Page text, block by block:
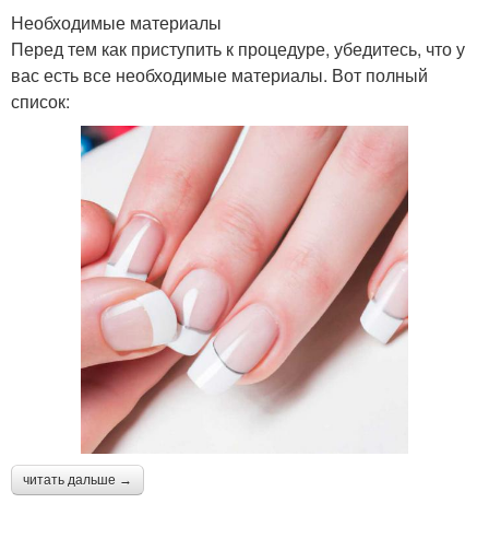
Необходимые материалы
Перед тем как приступить к процедуре, убедитесь, что у
вас есть все необходимые материалы. Вот полный
список:
читать дальше →